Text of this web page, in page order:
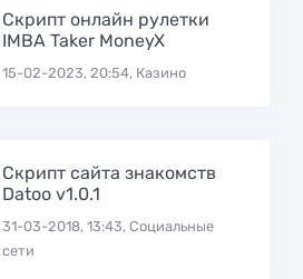
Скрипт онлайн рулетки
IMBA Taker MoneyX
15-02-2023, 20:54, Казино
Скрипт сайта знакомств
Datoo v1.0.1
31-03-2018, 13:43, Социальные
сети